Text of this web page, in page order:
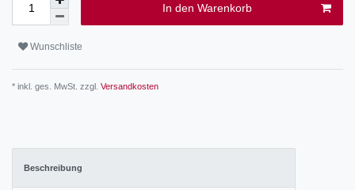
In den Warenkorb
Wunschliste
* inkl. ges. MwSt. zzgl. Versandkosten
Beschreibung